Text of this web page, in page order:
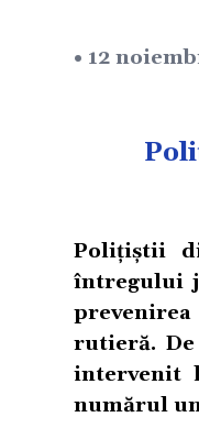
• 12
Polițiștii
întregului
rutieră. De
intervenit
numărul